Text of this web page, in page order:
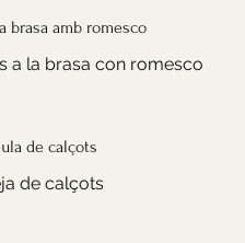
brasa amb romesco
a la brasa con romesco
de calçots
de calçots